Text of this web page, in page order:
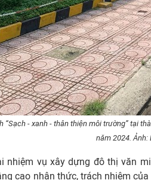
“Sạch - xanh - thân thiện môi trường” tại
năm 2024. Ảnh:
nhiệm vụ xây dựng đô thị văn
cao nhận thức, trách nhiệm